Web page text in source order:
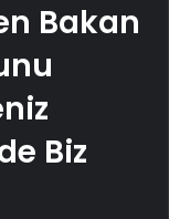
Bakan
Biz